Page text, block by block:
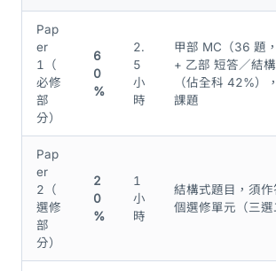
Pap
er
1（
必修
部
分）
6
0
%
2.
5
小
時
甲部 MC（36 題
+ 乙部 短答／結
（佔全科 42%）
課題
Pap
er
2（
選修
部
分）
2
0
%
1
小
時
結構式題目，須
個選修單元（三選